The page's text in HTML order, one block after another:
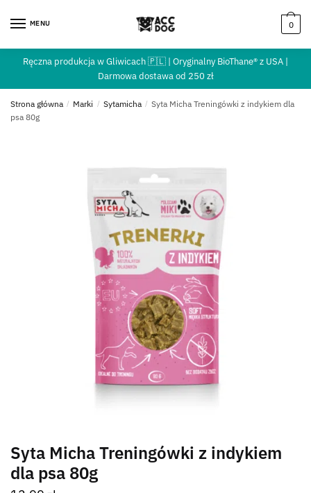
MENU 0
Ręczna produkcja w Gliwicach 🇵🇱 | Oryginalny BioThane® z USA |
Darmowa dostawa od 250 zł
Strona główna / Marki / Sytamicha / Syta Micha Treningówki z indykiem dla
psa 80g
Syta Micha Treningówki z indykiem
dla psa 80g